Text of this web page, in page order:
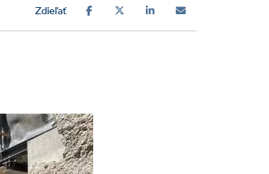
Zdieľať